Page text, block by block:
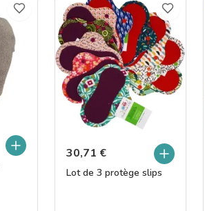
30,71 €
Lot de 3 protège slips